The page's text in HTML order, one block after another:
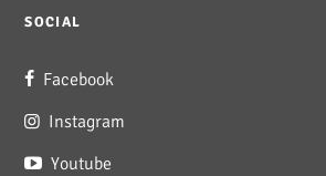
SOCIAL
Facebook
Instagram
Youtube